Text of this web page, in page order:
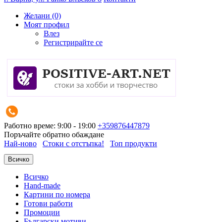
Желани (0)
Моят профил
Влез
Регистрирайте се
Работно време: 9:00 - 19:00 +359876447879
Поръчайте обратно обаждане
Най-ново
Стоки с отстъпка! Топ продукти
Всичко
Всичко
Hand-made
Картини по номера
Готови работи
Промоции